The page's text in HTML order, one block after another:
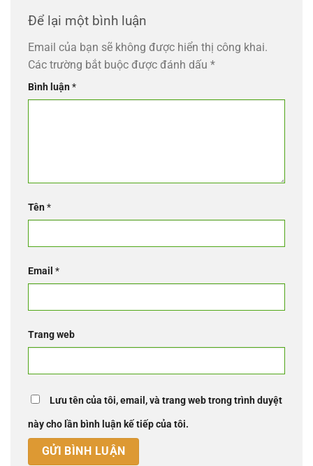
Để lại một bình luận
Email của bạn sẽ không được hiển thị công khai.
Các trường bắt buộc được đánh dấu *
Bình luận*
Tên*
Email *
Trang web
Lưu tên của tôi, email, và trang web trong trình duyệt
này cho lần bình luận kế tiếp của tôi.